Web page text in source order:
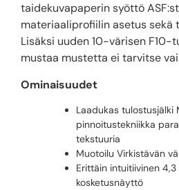
taidekuvapaperin syöttö
materiaaliprofiilin asetus sekä
Lisäksi uuden 10-värisen F10-
mustaa mustetta ei tarvitse
Ominaisuudet
Laadukas tulostusjälki
pinnoitustekniikka
tekstuuria
Muotoilu Virkistävän
Erittäin intuitiivinen
kosketusnäyttö